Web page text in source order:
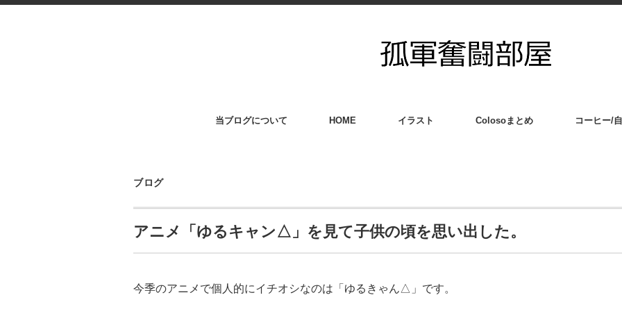
当ブログについて HOME イラスト Colosoまとめ コーヒー/
ブログ
アニメ「ゆるキャン△」を見て子供の頃を思い出した。
今季のアニメで個人的にイチオシなのは「ゆるきゃん△」です。